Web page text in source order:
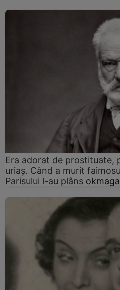
Era adorat de prostituate,
uriaș. Când a murit
Parisului l-au plâns